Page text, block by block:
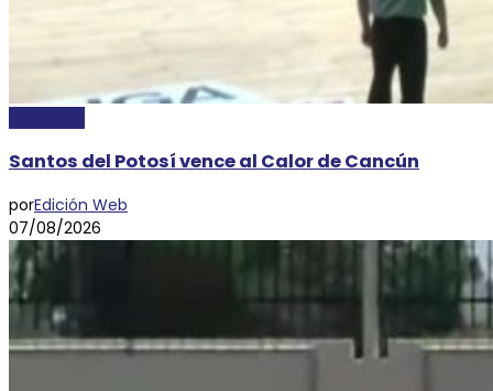
Santos del Potosí vence al Calor de Cancún
porEdición Web
07/08/2026